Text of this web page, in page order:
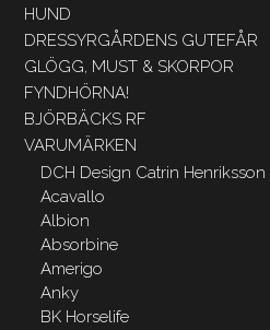
HUND
DRESSYRGÅRDENS GUTEFÅR
GLÖGG, MUST & SKORPOR
FYNDHÖRNA!
BJÖRBÄCKS RF
VARUMÄRKEN
DCH Design Catrin Henriksson
Acavallo
Albion
Absorbine
Amerigo
Anky
BK Horselife